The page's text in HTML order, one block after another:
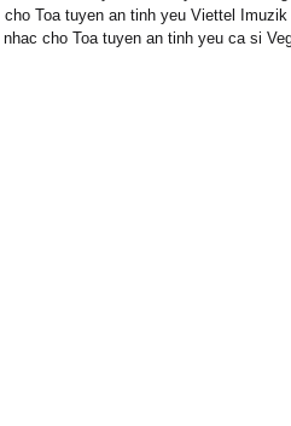
cho Toa tuyen an tinh yeu Viettel
nhac cho Toa tuyen an tinh yeu ca si